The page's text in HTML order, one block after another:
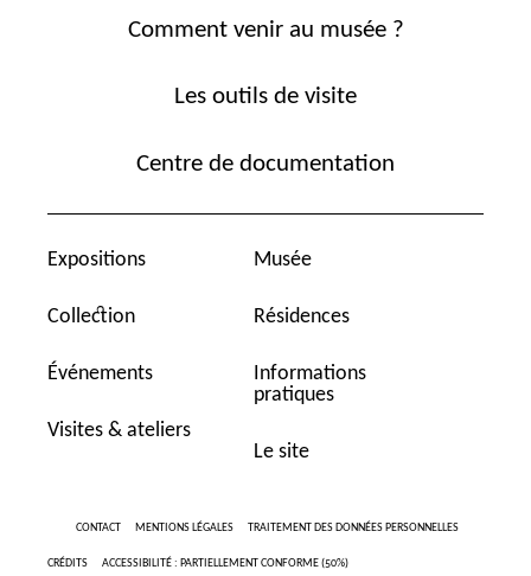
Comment venir au musée ?
Les outils de visite
Centre de documentation
Expositions
Collection
Événements
Visites & ateliers
Musée
Résidences
Informations
pratiques
Le site
CONTACT MENTIONS LÉGALES TRAITEMENT DES DONNÉES PERSONNELLES
CRÉDITS ACCESSIBILITÉ : PARTIELLEMENT CONFORME (50%)